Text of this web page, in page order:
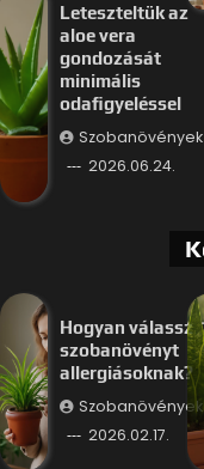
Leteszteltük az
aloe vera
gondozását
minimális
odafigyeléssel
Szobanövények
2026.06.24.
Hogyan válassz
szobanövényt
allergiásoknak?
Szobanövények
2026.02.17.